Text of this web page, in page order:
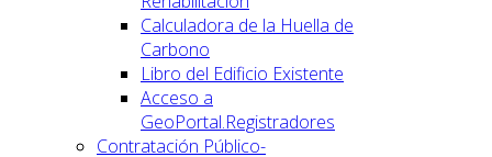
Calculadora de la Huella de
Carbono
Libro del Edificio Existente
Acceso a
GeoPortal.Registradores
Contratación Público-